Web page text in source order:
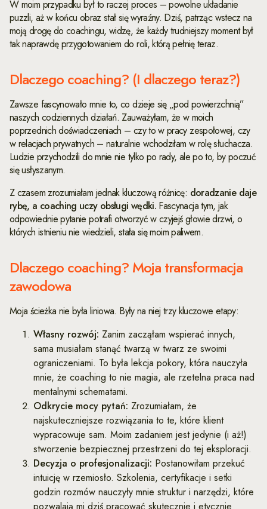
W moim przypadku był to raczej proces – powolne układanie
puzzli, aż w końcu obraz stał się wyraźny. Dziś, patrząc wstecz na
moją drogę do coachingu, widzę, że każdy trudniejszy moment był
tak naprawdę przygotowaniem do roli, którą pełnię teraz.
Dlaczego coaching? (I dlaczego teraz?)
Zawsze fascynowało mnie to, co dzieje się „pod powierzchnią”
naszych codziennych działań. Zauważyłam, że w moich
poprzednich doświadczeniach – czy to w pracy zespołowej, czy
w relacjach prywatnych – naturalnie wchodziłam w rolę słuchacza.
Ludzie przychodzili do mnie nie tylko po rady, ale po to, by poczuć
się usłyszanym.
Z czasem zrozumiałam jednak kluczową różnicę: doradzanie daje
rybę, a coaching uczy obsługi wędki.Fascynacja tym, jak
odpowiednie pytanie potrafi otworzyć w czyjejś głowie drzwi, o
których istnieniu nie wiedzieli, stała się moim paliwem.
Dlaczego coaching? Moja transformacja
zawodowa
Moja ścieżka nie była liniowa. Były na niej trzy kluczowe etapy:
Własny rozwój: Zanim zacząłam wspierać innych,
sama musiałam stanąć twarzą w twarz ze swoimi
ograniczeniami. To była lekcja pokory, która nauczyła
mnie, że coaching to nie magia, ale rzetelna praca nad
mentalnymi schematami.
Odkrycie mocy pytań: Zrozumiałam, że
najskuteczniejsze rozwiązania to te, które klient
wypracowuje sam. Moim zadaniem jest jedynie (i aż!)
stworzenie bezpiecznej przestrzeni do tej eksploracji.
Decyzja o profesjonalizacji: Postanowiłam przekuć
intuicję w rzemiosło. Szkolenia, certyfikacje i setki
godzin rozmów nauczyły mnie struktur i narzędzi, które